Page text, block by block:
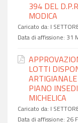
394 DEL
MODICA
Caricato da: I
Data di affissione: 31
LOTTI
PIANO
MICHELICA
Caricato da: I
Data di affissione: 26